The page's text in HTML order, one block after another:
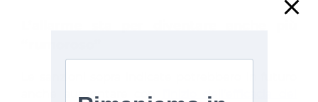
anche aumentare con
l’inizio dell’efficacia del